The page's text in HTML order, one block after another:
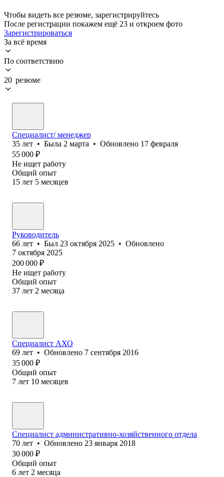
Чтобы видеть все резюме, зарегистрируйтесь
После регистрации покажем ещё 23 и откроем фото
Зарегистрироваться
За всё время
По соответствию
20 резюме
Специалист/ менеджер
35 лет • Была 2 марта • Обновлено 17 февраля
55 000 ₽
Не ищет работу
Общий опыт
15 лет 5 месяцев
Руководитель
66 лет • Был 23 октября 2025 • Обновлено
7 октября 2025
200 000 ₽
Не ищет работу
Общий опыт
37 лет 2 месяца
Специалист АХО
69 лет • Обновлено 7 сентября 2016
35 000 ₽
Общий опыт
7 лет 10 месяцев
Специалист административно-хозяйственного отдела
70 лет • Обновлено 23 января 2018
30 000 ₽
Общий опыт
6 лет 2 месяца